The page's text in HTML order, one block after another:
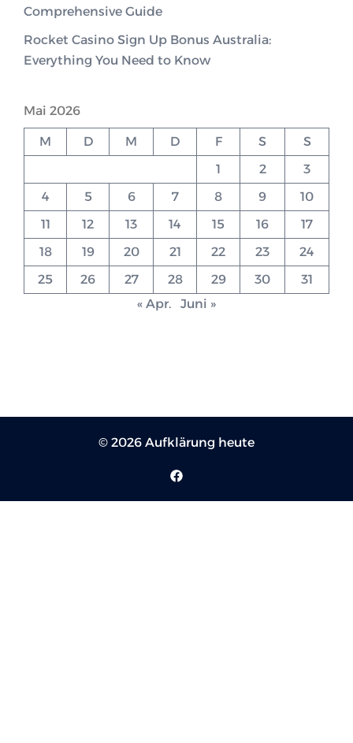
Comprehensive Guide
Rocket Casino Sign Up Bonus Australia:
Everything You Need to Know
Mai 2026
M D M D F S
S
1
2
3
4
5 6 7 8 9
10
11
12 13 14 15 16
17
18
19 20 21 22 23
24
25
26 27 28 29 30
31
« Apr.
Juni »
© 2026 Aufklärung heute